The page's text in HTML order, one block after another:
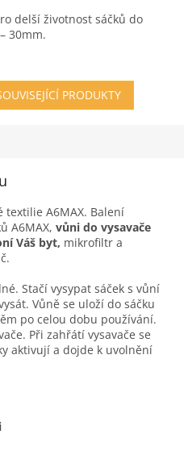
delší životnost sáčků do
30mm.
PRODUKTY
textilie A6MAX. Balení
A6MAX, vůni do vysavače
Váš byt, mikrofiltr a
Stačí vysypat sáček s vůní
Vůně se uloží do sáčku
po celou dobu používání.
Při zahřátí vysavače se
aktivují a dojde k uvolnění